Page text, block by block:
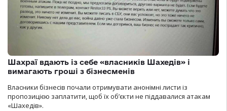
Шахраї вдають із себе «власників Шахедів» і
вимагають гроші з бізнесменів
Власники бізнесів почали отримувати анонімні листи із
пропозицією заплатити, щоб їх об’єкти не піддавалися атакам
«Шахедів».